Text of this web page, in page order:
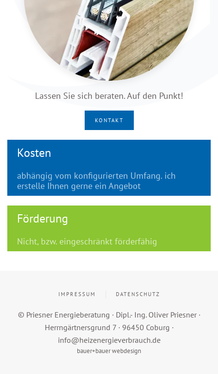
Lassen Sie sich beraten. Auf den Punkt!
KONTAKT
Kosten
abhängig vom konfigurierten Umfang. ich
erstelle Ihnen gerne ein Angebot
Förderung
Nicht, bzw. eingeschränkt förderfähig
IMPRESSUM DATENSCHUTZ
© Priesner Energieberatung · Dipl.- Ing. Oliver Priesner ·
Herrngärtnersgrund 7 · 96450 Coburg ·
info@heizenergieverbrauch.de
bauer+bauer webdesign